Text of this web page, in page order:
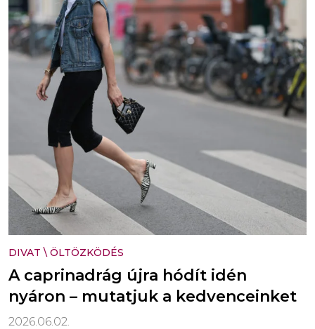
DIVAT \ ÖLTÖZKÖDÉS
A caprinadrág újra hódít idén
nyáron – mutatjuk a kedvenceinket
2026.06.02.